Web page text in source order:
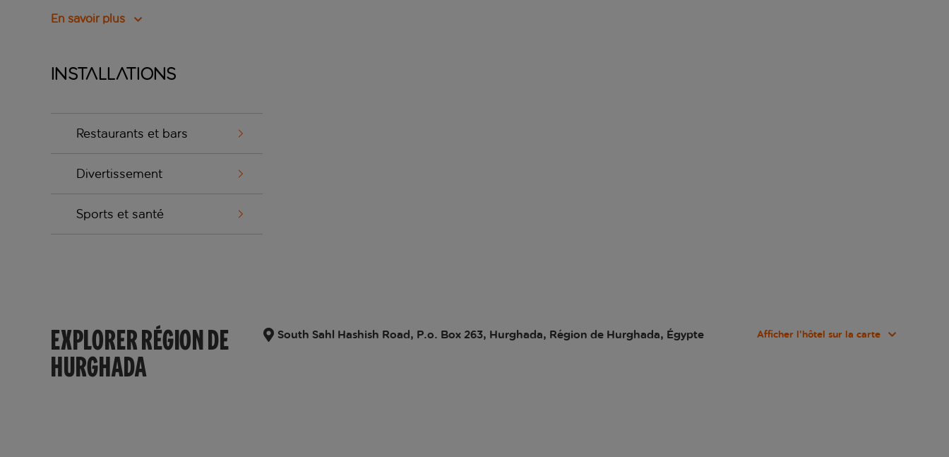
En savoir plus
Installations
Restaurants et bars
Divertissement
Sports et santé
EXPLORER RÉGION DE
HURGHADA
South Sahl Hashish Road, P.o. Box 263, Hurghada, Région de Hurghada, Égypte Afficher l’hôtel sur la carte